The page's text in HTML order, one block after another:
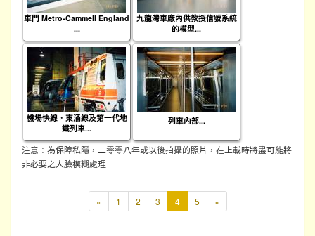
車門 Metro-Cammell England
...
九龍灣車廠內供教授信號系統
的模型...
機場快線，東涌線及第一代地
鐵列車...
列車內部...
注意：為保障私隱，二零零八年或以後拍攝的照片，在上載時將盡可能將
非必要之人臉模糊處理
« 1 2 3 4本
頁
5 »